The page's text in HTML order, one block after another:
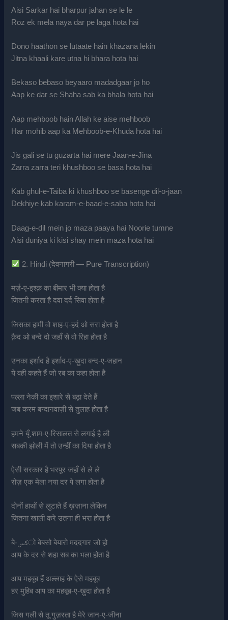
Aisi Sarkar hai bharpur jahan se le le
Roz ek mela naya dar pe laga hota hai
Dono haathon se lutaate hain khazana lekin
Jitna khaali kare utna hi bhara hota hai
Bekaso bebaso beyaaro madadgaar jo ho
Aap ke dar se Shaha sab ka bhala hota hai
Aap mehboob hain Allah ke aise mehboob
Har mohib aap ka Mehboob-e-Khuda hota hai
Jis gali se tu guzarta hai mere Jaan-e-Jina
Zarra zarra teri khushboo se basa hota hai
Kab ghul-e-Taiba ki khushboo se basenge dil-o-jaan
Dekhiye kab karam-e-baad-e-saba hota hai
Daag-e-dil mein jo maza paaya hai Noorie tumne
Aisi duniya ki kisi shay mein maza hota hai
2. Hindi (देवनागरी — Pure Transcription)
मर्ज़-ए-इश्क़ का बीमार भी क्या होता है
जितनी करता है दवा दर्द सिवा होता है
जिसका हामी वो शाह-ए-हर्द ओ सरा होता है
क़ैद ओ बन्दे दो जहाँ से वो रिहा होता है
उनका इर्शाद है इर्शाद-ए-ख़ुदा बन्द-ए-जहान
ये वही कहते हैं जो रब का कहा होता है
पल्ला नेकी का इशारे से बढ़ा देते हैं
जब करम बन्दानवाज़ी से तुलाह होता है
हमने यूँ शाम-ए-रिसालत से लगाई है लौ
सबकी झोली में तो उन्हीं का दिया होता है
ऐसी सरकार है भरपूर जहाँ से ले ले
रोज़ एक मेला नया दर पे लगा होता है
दोनों हाथों से लुटाते हैं ख़ज़ाना लेकिन
जितना खाली करे उतना ही भरा होता है
बे-كسो बेबसो बेयारो मददगार जो हो
आप के दर से शहा सब का भला होता है
आप महबूब हैं अल्लाह के ऐसे महबूब
हर मुहिब आप का महबूब-ए-ख़ुदा होता है
जिस गली से तू गुज़रता है मेरे जान-ए-जीना